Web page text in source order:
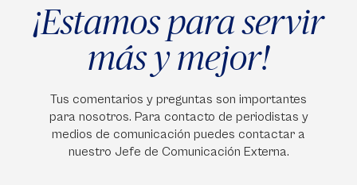
¡Estamos para servir
más y mejor!
Tus comentarios y preguntas son importantes
para nosotros. Para contacto de periodistas y
medios de comunicación puedes contactar a
nuestro Jefe de Comunicación Externa.